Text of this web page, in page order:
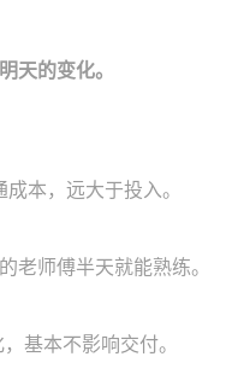
天的变化。
本，远大于投入。
老师傅半天就能熟练。
基本不影响交付。